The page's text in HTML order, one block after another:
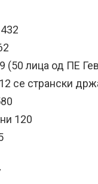
(50 лица од ПЕ
се странски
120